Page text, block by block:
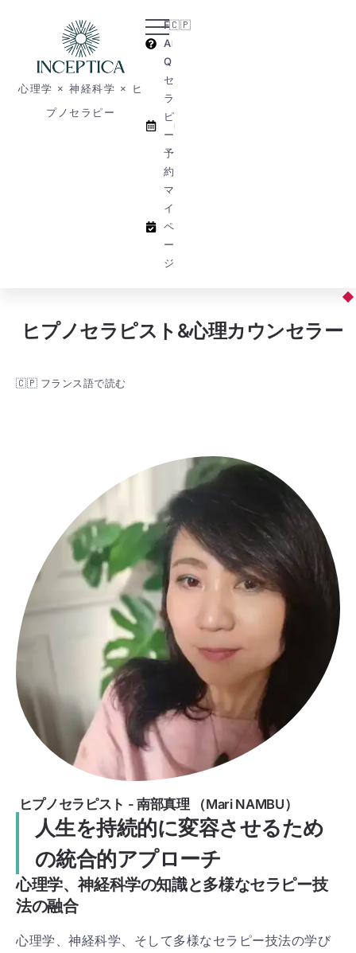
心理学 × 神経科学 × ヒ
プノセラピー
F
A
Q
セ
ラ
ピ
ー
予
約
マ
イ
ペ
ー
ジ
🇨🇵​
ヒプノセラピスト&心理カウンセラー
🇨🇵​ フランス語で読む
ヒプノセラピスト - 南部真理 （Mari NAMBU）
人生を持続的に変容させるため
の統合的アプローチ
心理学、神経科学の知識と多様なセラピー技
法の融合
心理学、神経科学、そして多様なセラピー技法の学び